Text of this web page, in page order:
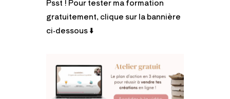
gratuitement, clique sur la bannière
ci-dessous ⬇️